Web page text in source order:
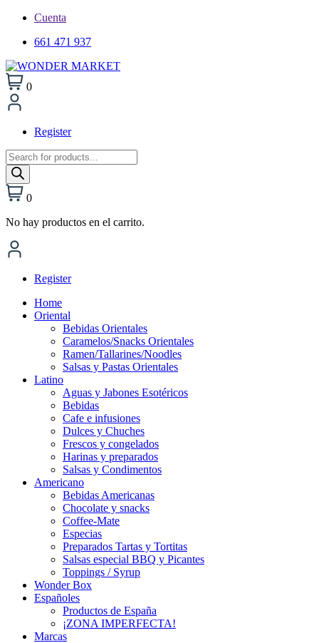
Cuenta
661 471 937
0
Register
Búsqueda
de
productos
0
No hay productos en el carrito.
Register
Home
Oriental
Bebidas Orientales
Caramelos/Snacks Orientales
Ramen/Tallarines/Noodles
Salsas y Pastas Orientales
Latino
Aguas y Jabones Esotéricos
Bebidas
Cafe e infusiones
Dulces y Chuches
Frescos y congelados
Harinas y preparados
Salsas y Condimentos
Americano
Bebidas Americanas
Chocolate y snacks
Coffee-Mate
Especias
Preparados Tartas y Tortitas
Salsas especial BBQ y Picantes
Toppings / Syrup
Wonder Box
Españoles
Productos de España
¡ZONA IMPERFECTA!
Marcas